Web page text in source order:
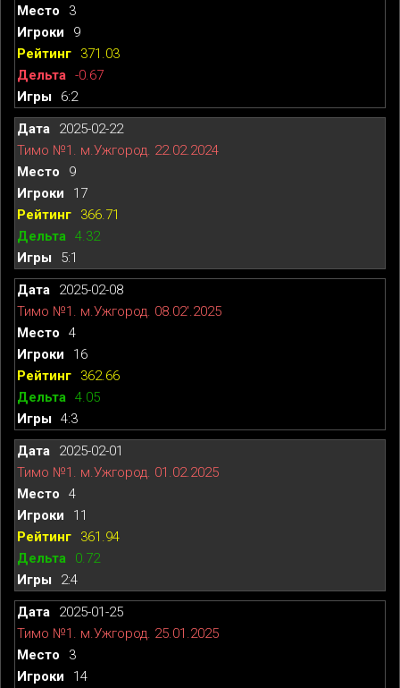
3
9
371.03
-0.67
6:2
2025-02-22
Тимо №1. м.Ужгород. 22.02.2024
9
17
366.71
4.32
5:1
2025-02-08
Тимо №1. м.Ужгород. 08.02'.2025
4
16
362.66
4.05
4:3
2025-02-01
Тимо №1. м.Ужгород. 01.02.2025
4
11
361.94
0.72
2:4
2025-01-25
Тимо №1. м.Ужгород. 25.01.2025
3
14